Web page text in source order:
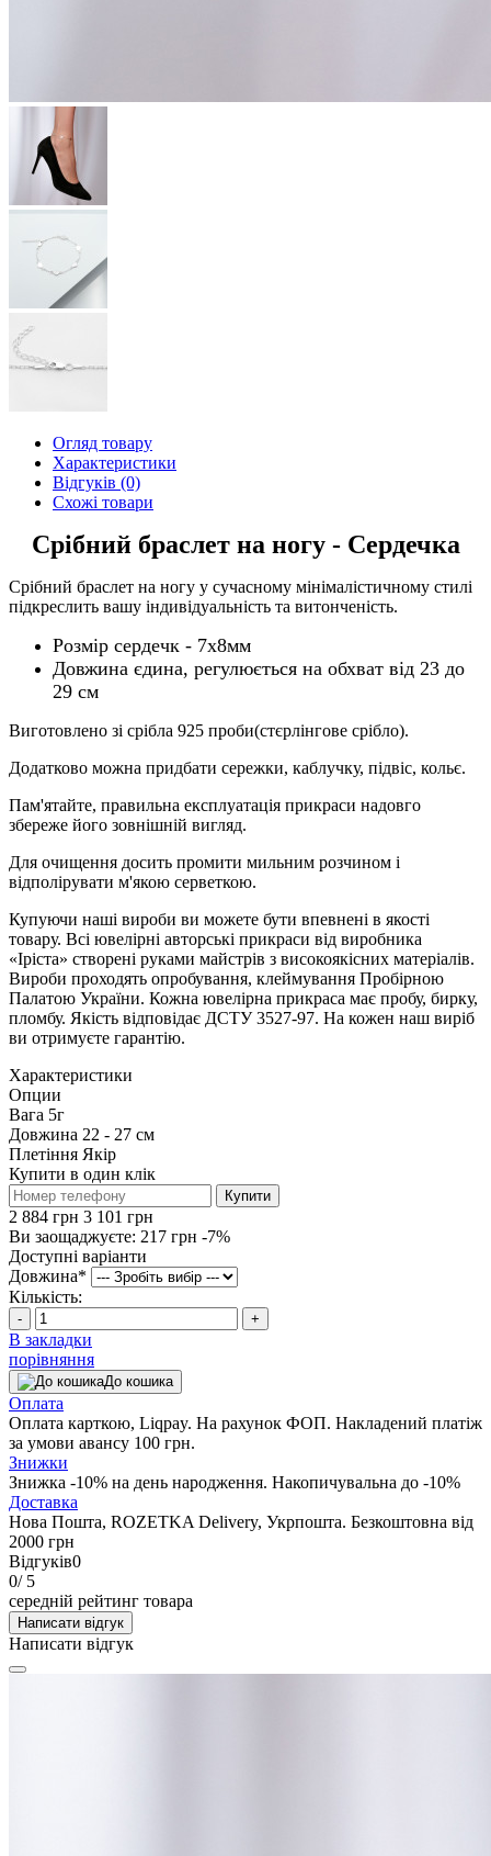
Огляд товару
Характеристики
Відгуків (0)
Схожі товари
Срібний браслет на ногу - Сердечка
Срібний браслет на ногу у сучасному мінімалістичному стилі
підкреслить вашу індивідуальність та витонченість.
Розмір сердечк - 7х8мм
Довжина єдина, регулюється на обхват від 23 до
29 см
Виготовлено зі срібла 925 проби(стєрлінгове срібло).
Додатково можна придбати сережки, каблучку, підвіс, кольє.
Пам'ятайте, правильна експлуатація прикраси надовго
збереже його зовнішній вигляд.
Для очищення досить промити мильним розчином і
відполірувати м'якою серветкою.
Купуючи наші вироби ви можете бути впевнені в якості
товару. Всі ювелірні авторські прикраси від виробника
«Іріста» створені руками майстрів з високоякісних матеріалів.
Вироби проходять опробування, клеймування Пробірною
Палатою України. Кожна ювелірна прикраса має пробу, бирку,
пломбу. Якість відповідає ДСТУ 3527-97. На кожен наш виріб
ви отримуєте гарантію.
Характеристики
Опции
Вага 5г
Довжина 22 - 27 см
Плетіння Якір
Купити в один клік
Купити
2 884 грн 3 101 грн
Ви заощаджуєте: 217 грн -7%
Доступні варіанти
Довжина*
Кількість:
- +
В закладки
порівняння
До кошика
Оплата
Оплата карткою, Liqpay. На рахунок ФОП. Накладений платіж
за умови авансу 100 грн.
Знижки
Знижка -10% на день народження. Накопичувальна до -10%
Доставка
Нова Пошта, ROZETKA Delivery, Укрпошта. Безкоштовна від
2000 грн
Відгуків0
0/ 5
середній рейтинг товара
Написати відгук
Написати відгук